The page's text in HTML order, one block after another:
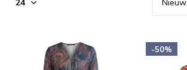
-50%